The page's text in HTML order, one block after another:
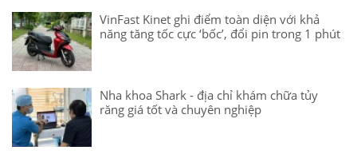
VinFast Kinet ghi điểm toàn diện với khả
năng tăng tốc cực ‘bốc’, đổi pin trong 1 phút
Nha khoa Shark - địa chỉ khám chữa tủy
răng giá tốt và chuyên nghiệp